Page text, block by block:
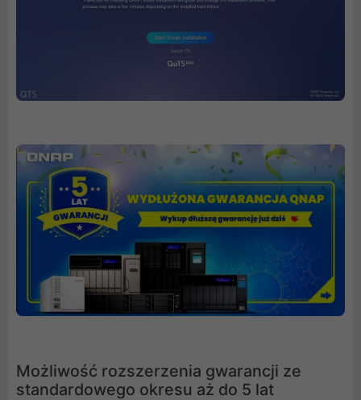
Możliwość rozszerzenia gwarancji ze
standardowego okresu aż do 5 lat